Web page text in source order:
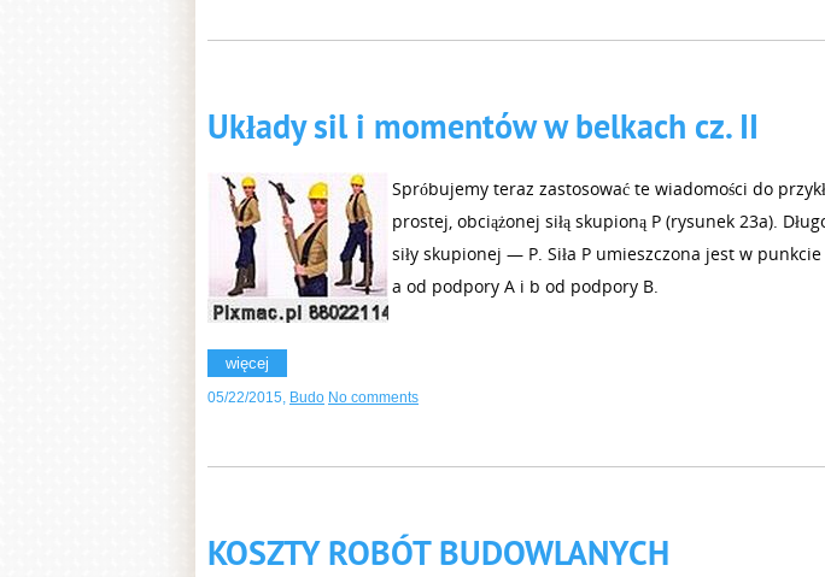
Układy sil i momentów w belkach cz. II
Spróbujemy teraz zastosować te wiadomości do
prostej, obciążonej siłą skupioną P (rysunek 23a).
siły skupionej — P. Siła P umieszczona jest w
a od podpory A i b od podpory B.
więcej
05/22/2015 Budo No comments
KOSZTY ROBÓT BUDOWLANYCH